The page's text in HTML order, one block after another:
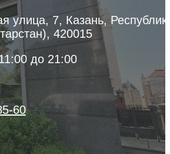
улица, 7, Казань,
420015
до 21:00
60